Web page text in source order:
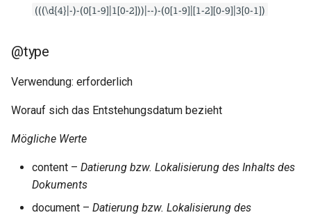
(((\d{4}|-)-(0[1-9]|1[0-2]))|--)-(0[1-9]|[1-2][0-9]|3[0-1])
@type
Verwendung: erforderlich
Worauf sich das Entstehungsdatum bezieht
Mögliche Werte
content – Datierung bzw. Lokalisierung des Inhalts des
Dokuments
document – Datierung bzw. Lokalisierung des